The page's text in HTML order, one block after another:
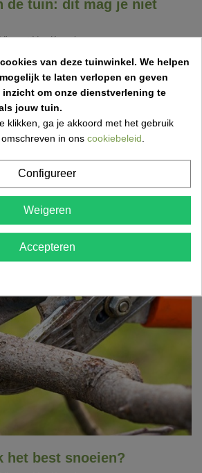
de tuin: dit mag je niet
Vincent Van Kerschaver
betekent werk in de tuin! Ontdek
doen om je tuin gezond,...
gazon
groen gazon? Ontdek hoe je
aanlegt met de juiste
het best snoeien?
van deze tuinwinkel. We helpen
te laten verlopen en geven
inzicht om onze dienstverlening te
jouw tuin.
klikken, ga je akkoord met het gebruik
in ons cookiebeleid
Configureer
Weigeren
Accepteren